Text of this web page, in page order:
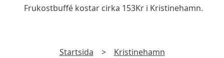
Frukostbuffé kostar cirka 153Kr i Kristinehamn.
Startsida > Kristinehamn